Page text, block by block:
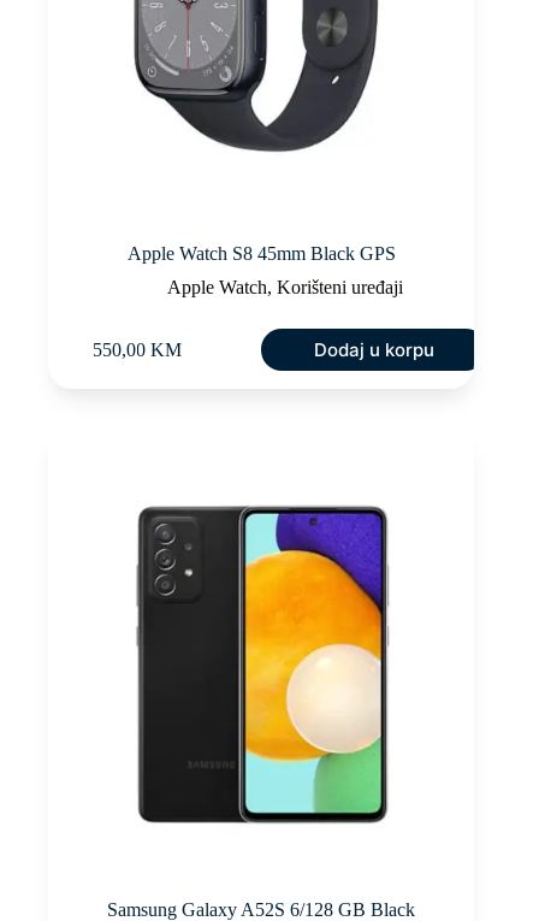
Apple Watch S8 45mm Black GPS
Apple Watch,Korišteni uređaji
550,00 KM Dodaj u korpu
Samsung Galaxy A52S 6/128 GB Black